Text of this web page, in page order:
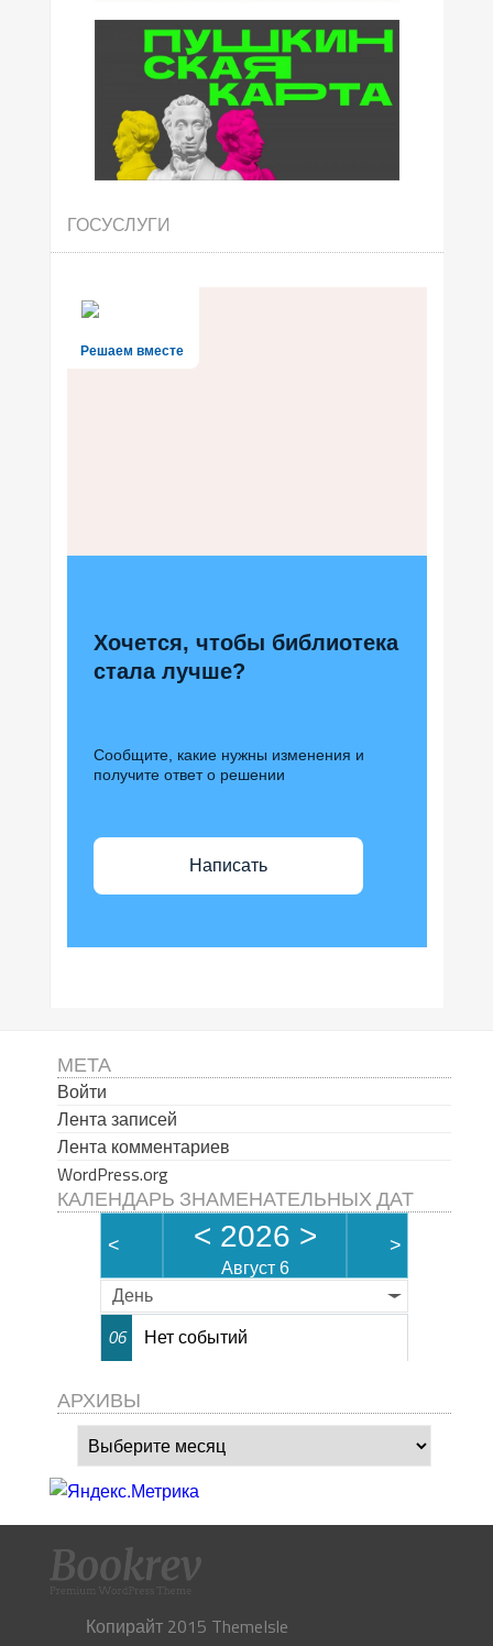
ГОСУСЛУГИ
Решаем вместе
Хочется, чтобы библиотека
стала лучше?
Сообщите, какие нужны изменения и
получите ответ о решении
Написать
МЕТА
Войти
Лента записей
Лента комментариев
WordPress.org
КАЛЕНДАРЬ ЗНАМЕНАТЕЛЬНЫХ ДАТ
< < 2026 >
Август 6
>
День
06 Нет событий
АРХИВЫ
Архивы
Копирайт 2015 ThemeIsle